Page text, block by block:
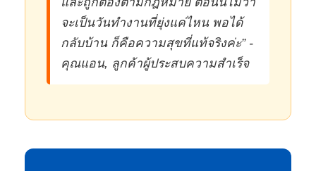
จะเป็นวันทำงานที่ยุ่งแค่ไหน พอได้
กลับบ้าน ก็คือความสุขที่แท้จริงค่ะ” -
คุณแอน, ลูกค้าผู้ประสบความสำเร็จ